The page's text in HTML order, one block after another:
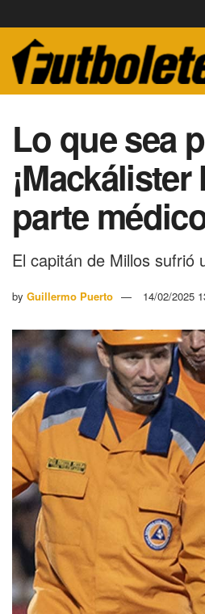
Lo que sea
parte
El capitán de Millos sufrió
by Guillermo Puerto 14/02/2025